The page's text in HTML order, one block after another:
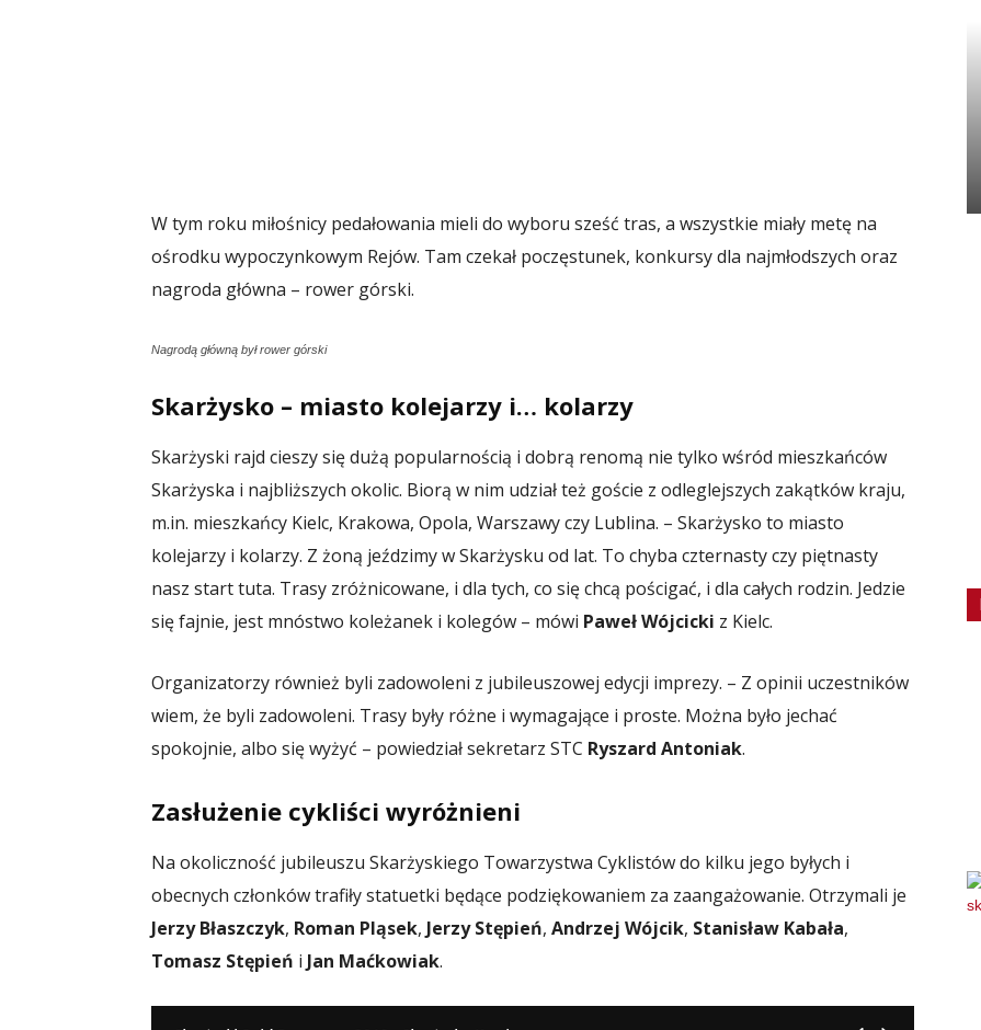
W tym roku miłośnicy pedałowania mieli do wyboru sześć tras, a wszystkie miały metę na
ośrodku wypoczynkowym Rejów. Tam czekał poczęstunek, konkursy dla najmłodszych oraz
nagroda główna – rower górski.
Nagrodą główną był rower górski
Skarżysko – miasto kolejarzy i… kolarzy
Skarżyski rajd cieszy się dużą popularnością i dobrą renomą nie tylko wśród mieszkańców
Skarżyska i najbliższych okolic. Biorą w nim udział też goście z odleglejszych zakątków kraju,
m.in. mieszkańcy Kielc, Krakowa, Opola, Warszawy czy Lublina. – Skarżysko to miasto
kolejarzy i kolarzy. Z żoną jeździmy w Skarżysku od lat. To chyba czternasty czy piętnasty
nasz start tuta. Trasy zróżnicowane, i dla tych, co się chcą pościgać, i dla całych rodzin. Jedzie
się fajnie, jest mnóstwo koleżanek i kolegów – mówi Paweł Wójcicki z Kielc.
Organizatorzy również byli zadowoleni z jubileuszowej edycji imprezy. – Z opinii uczestników
wiem, że byli zadowoleni. Trasy były różne i wymagające i proste. Można było jechać
spokojnie, albo się wyżyć – powiedział sekretarz STC Ryszard Antoniak.
Zasłużenie cykliści wyróżnieni
Na okoliczność jubileuszu Skarżyskiego Towarzystwa Cyklistów do kilku jego byłych i
obecnych członków trafiły statuetki będące podziękowaniem za zaangażowanie. Otrzymali je
Jerzy Błaszczyk, Roman Pląsek, Jerzy Stępień, Andrzej Wójcik, Stanisław Kabała,
Tomasz Stępień i Jan Maćkowiak.